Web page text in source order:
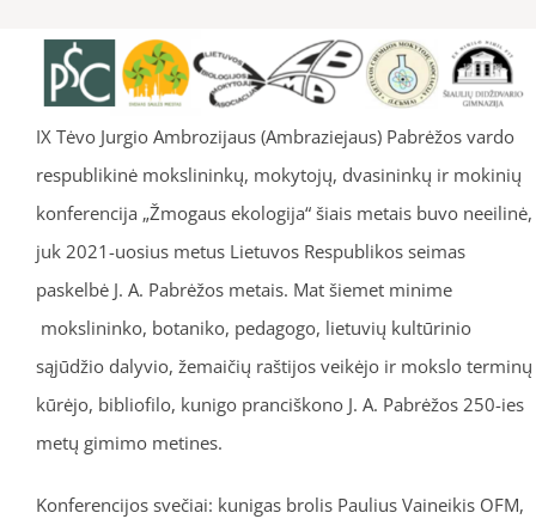
IX Tėvo Jurgio Ambrozijaus (Ambraziejaus) Pabrėžos vardo
respublikinė mokslininkų, mokytojų, dvasininkų ir mokinių
konferencija „Žmogaus ekologija“ šiais metais buvo neeilinė,
juk 2021-uosius metus Lietuvos Respublikos seimas
paskelbė J. A. Pabrėžos metais. Mat šiemet minime
mokslininko, botaniko, pedagogo, lietuvių kultūrinio
sąjūdžio dalyvio, žemaičių raštijos veikėjo ir mokslo terminų
kūrėjo, bibliofilo, kunigo pranciškono J. A. Pabrėžos 250-ies
metų gimimo metines.
Konferencijos svečiai: kunigas brolis Paulius Vaineikis OFM,